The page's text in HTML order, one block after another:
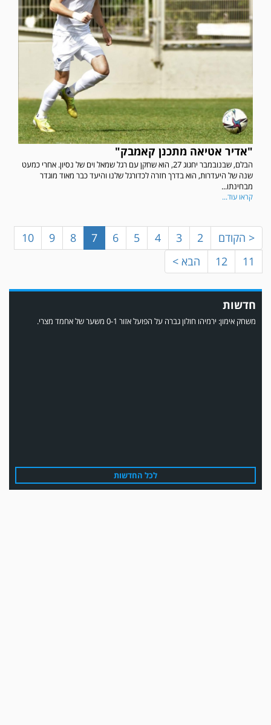
"אדיר אטיאה מתכנן קאמבק"
הבלם, שבנובמבר יחגוג 27, הוא שחקן עם רגל שמאל וים של נסיון. אחרי כמעט
שנה של היעדרות, הוא בדרך חזרה לכדורגל שלנו והיעד כבר מאוד מוגדר
מבחינתו...
קראו עוד...
< הקודם 2
3
4
5
6
7
8
9
10
11
12 הבא >
חדשות
במשחק אימון שהתקיים הבוקר יום ה' ניצחה קרית מלאכי את עירוני אשדוד 5-0.
משחק אימון: ירמיהו חולון גברה על הפועל אזור 0-1 משער של אחמד מצרי.
משחק אימון: הפועל אזור והפועל מרמורק סיימו בתוצאה 0-0 .
לכל החדשות